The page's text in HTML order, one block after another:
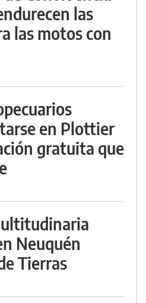
las
las motos con
en Plottier
gratuita que
Neuquén
Tierras